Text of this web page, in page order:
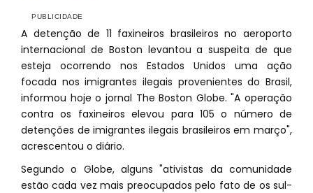
A detenção de 11 faxineiros brasileiros no aeroporto
internacional de Boston levantou a suspeita de que
esteja ocorrendo nos Estados Unidos uma ação
focada nos imigrantes ilegais provenientes do Brasil,
informou hoje o jornal The Boston Globe. "A operação
contra os faxineiros elevou para 105 o número de
detenções de imigrantes ilegais brasileiros em março",
acrescentou o diário.
Segundo o Globe, alguns "ativistas da comunidade
estão cada vez mais preocupados pelo fato de os sul-